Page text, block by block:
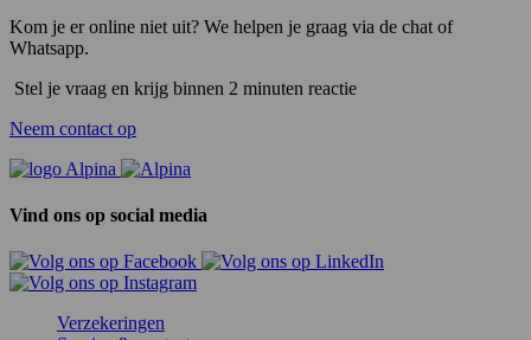
Kom je er online niet uit? We helpen je graag via de chat of
Whatsapp.
Stel je vraag en krijg binnen 2 minuten reactie
Neem contact op
Vind ons op social media
Verzekeringen